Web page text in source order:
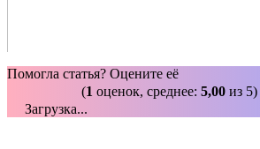
Помогла статья? Оцените её
(1 оценок, среднее: 5,00 из 5)
Загрузка...